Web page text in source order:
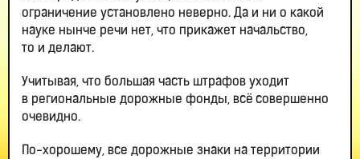
ограничение установлено неверно. Да и ни о какой
науке нынче речи нет, что прикажет начальство,
то и делают.
Учитывая, что большая часть штрафов уходит
в региональные дорожные фонды, всё совершенно
очевидно.
По-хорошему, все дорожные знаки на территории